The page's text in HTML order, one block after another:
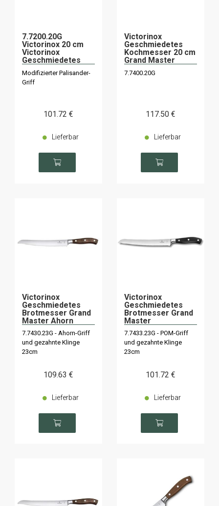
7.7200.20G
Victorinox 20 cm
Victorinox
Geschmiedetes
Palisander-"Grand
Maître"-
Schneidemesser
Modifizierter Palisander-
Griff
101.72 €
Lieferbar
Victorinox
Geschmiedetes
Kochmesser 20 cm
Grand Master
Geschmiedet
7.7400.20G
117.50 €
Lieferbar
Victorinox
Geschmiedetes
Brotmesser Grand
Master Ahorn
7.7430.23G - Ahorn-Griff
und gezahnte Klinge
23cm
109.63 €
Lieferbar
Victorinox
Geschmiedetes
Brotmesser Grand
Master
7.7433.23G - POM-Griff
und gezahnte Klinge
23cm
101.72 €
Lieferbar